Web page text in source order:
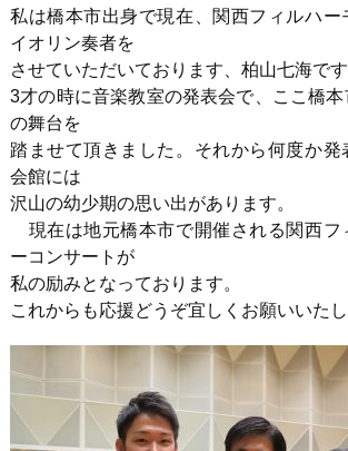
私は橋本市出身で現在、関西フィルハー
イオリン奏者を
させていただいております、柏山七海です
3才の時に音楽教室の発表会で、ここ橋
の舞台を
踏ませて頂きました。それから何度か発
会館には
沢山の幼少期の思い出があります。
現在は地元橋本市で開催される関西フ
ーコンサートが
私の励みとなっております。
これからも応援どうぞ宜しくお願いいたし